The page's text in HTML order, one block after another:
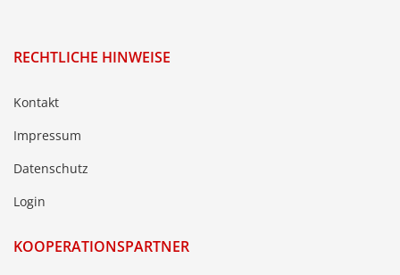
RECHTLICHE HINWEISE
Kontakt
Impressum
Datenschutz
Login
KOOPERATIONSPARTNER